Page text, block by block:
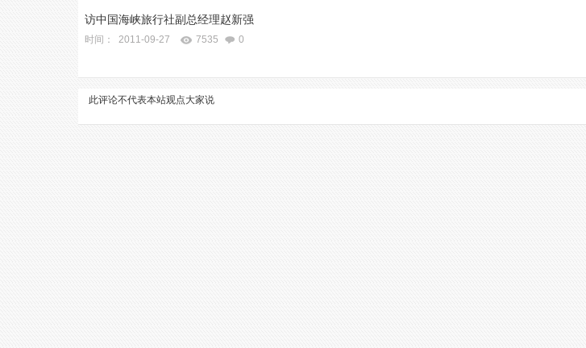
访中国海峡旅行社副总经理赵新强
时间： 2011-09-27 7535 0
此评论不代表本站观点大家说